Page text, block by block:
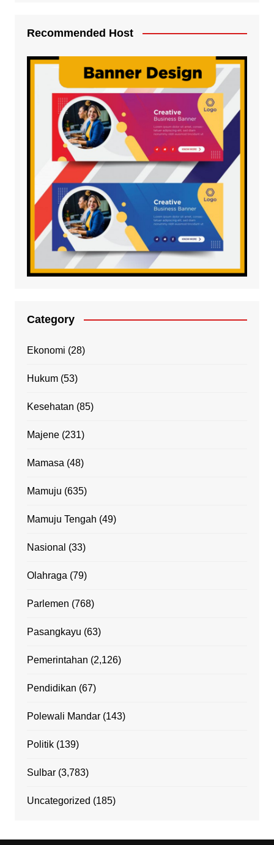
Recommended Host
Category
Ekonomi (28)
Hukum(53)
Kesehatan (85)
Majene(231)
Mamasa (48)
Mamuju (635)
Mamuju Tengah (49)
Nasional (33)
Olahraga (79)
Parlemen (768)
Pasangkayu (63)
Pemerintahan (2,126)
Pendidikan (67)
Polewali Mandar(143)
Politik(139)
Sulbar(3,783)
Uncategorized (185)